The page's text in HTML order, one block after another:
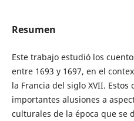
Resumen
Este trabajo estudió los
entre 1693 y 1697, en el
la Francia del siglo XVII. Estos
importantes alusiones a
culturales de la época que se